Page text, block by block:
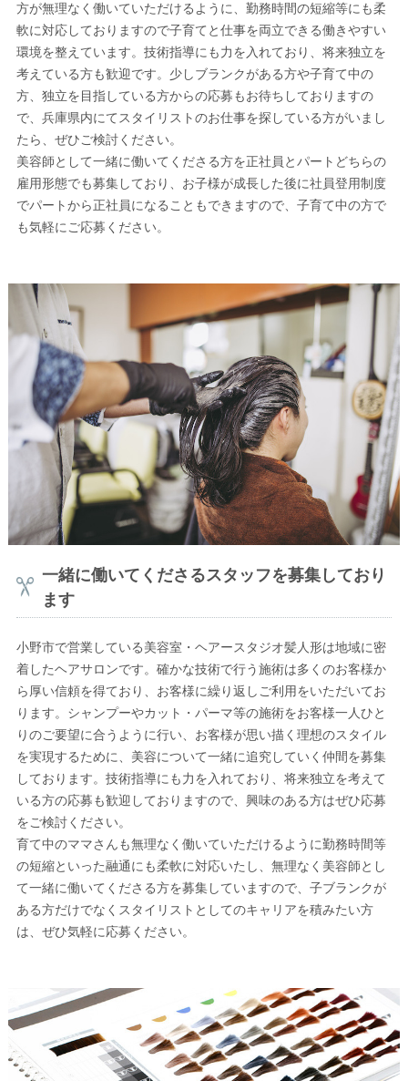
方が無理なく働いていただけるように、勤務時間の短縮等にも柔
軟に対応しておりますので子育てと仕事を両立できる働きやすい
環境を整えています。技術指導にも力を入れており、将来独立を
考えている方も歓迎です。少しブランクがある方や子育て中の
方、独立を目指している方からの応募もお待ちしておりますの
で、兵庫県内にてスタイリストのお仕事を探している方がいまし
たら、ぜひご検討ください。
美容師として一緒に働いてくださる方を正社員とパートどちらの
雇用形態でも募集しており、お子様が成長した後に社員登用制度
でパートから正社員になることもできますので、子育て中の方で
も気軽にご応募ください。
一緒に働いてくださるスタッフを募集しており
ます
小野市で営業している美容室・ヘアースタジオ髪人形は地域に密
着したヘアサロンです。確かな技術で行う施術は多くのお客様か
ら厚い信頼を得ており、お客様に繰り返しご利用をいただいてお
ります。シャンプーやカット・パーマ等の施術をお客様一人ひと
りのご要望に合うように行い、お客様が思い描く理想のスタイル
を実現するために、美容について一緒に追究していく仲間を募集
しております。技術指導にも力を入れており、将来独立を考えて
いる方の応募も歓迎しておりますので、興味のある方はぜひ応募
をご検討ください。
育て中のママさんも無理なく働いていただけるように勤務時間等
の短縮といった融通にも柔軟に対応いたし、無理なく美容師とし
て一緒に働いてくださる方を募集していますので、子ブランクが
ある方だけでなくスタイリストとしてのキャリアを積みたい方
は、ぜひ気軽に応募ください。